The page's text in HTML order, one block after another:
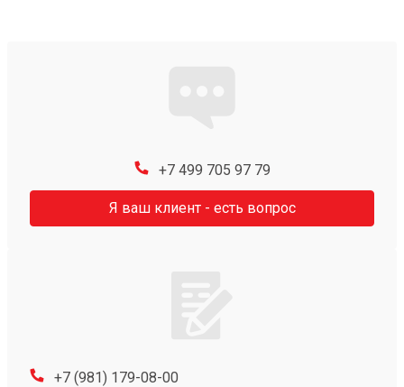
+7 499 705 97 79
Я ваш клиент - есть вопрос
+7 (981) 179-08-00